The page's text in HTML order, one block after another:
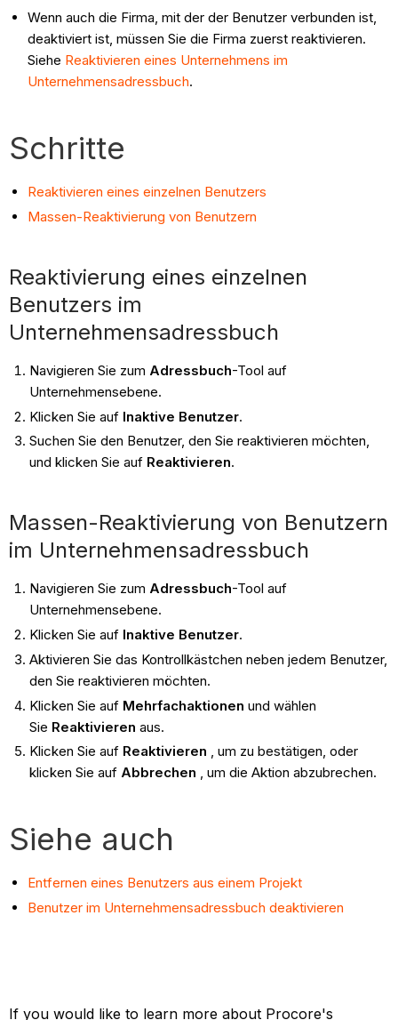
Wenn auch die Firma, mit der der Benutzer verbunden ist,
deaktiviert ist, müssen Sie die Firma zuerst reaktivieren.
Siehe Reaktivieren eines Unternehmens im
Unternehmensadressbuch.
Schritte
Reaktivieren eines einzelnen Benutzers
Massen-Reaktivierung von Benutzern
Reaktivierung eines einzelnen
Benutzers im
Unternehmensadressbuch
Navigieren Sie zum Adressbuch-Tool auf
Unternehmensebene.
Klicken Sie auf Inaktive Benutzer.
Suchen Sie den Benutzer, den Sie reaktivieren möchten,
und klicken Sie auf Reaktivieren.
Massen-Reaktivierung von Benutzern
im Unternehmensadressbuch
Navigieren Sie zum Adressbuch-Tool auf
Unternehmensebene.
Klicken Sie auf Inaktive Benutzer.
Aktivieren Sie das Kontrollkästchen neben jedem Benutzer,
den Sie reaktivieren möchten.
Klicken Sie auf Mehrfachaktionen und wählen
Sie Reaktivieren aus.
Klicken Sie auf Reaktivieren , um zu bestätigen, oder
klicken Sie auf Abbrechen , um die Aktion abzubrechen.
Siehe auch
Entfernen eines Benutzers aus einem Projekt
Benutzer im Unternehmensadressbuch deaktivieren
If you would like to learn more about Procore's